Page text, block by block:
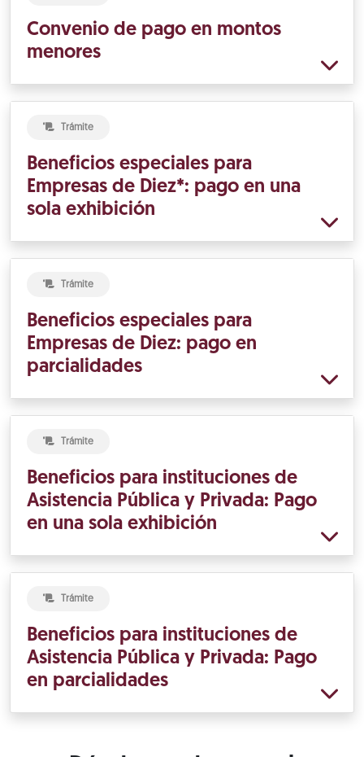
Convenio de pago en montos
menores
Trámite
Beneficios especiales para
Empresas de Diez*: pago en una
sola exhibición
Trámite
Beneficios especiales para
Empresas de Diez: pago en
parcialidades
Trámite
Beneficios para instituciones de
Asistencia Pública y Privada: Pago
en una sola exhibición
Trámite
Beneficios para instituciones de
Asistencia Pública y Privada: Pago
en parcialidades